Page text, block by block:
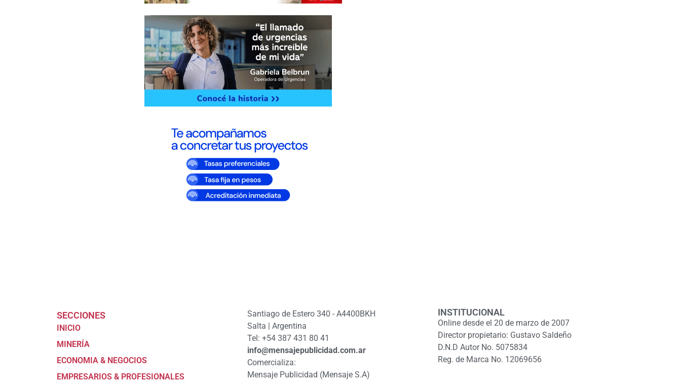
SECCIONES
INICIO
MINERÍA
ECONOMIA & NEGOCIOS
EMPRESARIOS & PROFESIONALES
Santiago de Estero 340 - A4400BKH
Salta | Argentina
Tel: +54 387 431 80 41
info@mensajepublicidad.com.ar
Comercializa:
Mensaje Publicidad (Mensaje S.A)
INSTITUCIONAL
Online desde el 20 de marzo de 2007
Director propietario: Gustavo Saldeño
D.N.D Autor No. 5075834
Reg. de Marca No. 12069656